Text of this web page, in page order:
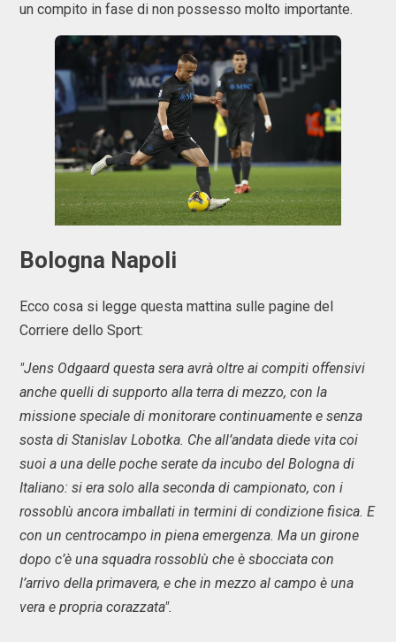
un compito in fase di non possesso molto importante.
Bologna Napoli
Ecco cosa si legge questa mattina sulle pagine del
Corriere dello Sport:
"Jens Odgaard questa sera avrà oltre ai compiti offensivi
anche quelli di supporto alla terra di mezzo, con la
missione speciale di monitorare continuamente e senza
sosta di Stanislav Lobotka. Che all’andata diede vita coi
suoi a una delle poche serate da incubo del Bologna di
Italiano: si era solo alla seconda di campionato, con i
rossoblù ancora imballati in termini di condizione fisica. E
con un centrocampo in piena emergenza. Ma un girone
dopo c’è una squadra rossoblù che è sbocciata con
l’arrivo della primavera, e che in mezzo al campo è una
vera e propria corazzata".